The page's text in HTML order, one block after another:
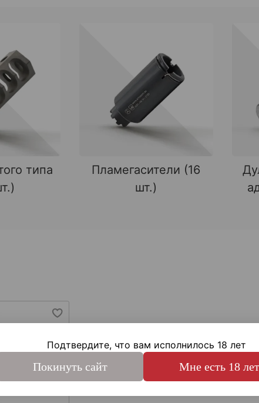
типа
Пламегасители (16
шт.)
Подтвердите, что вам исполнилось 18 лет
Покинуть сайт Мне есть 18 лет